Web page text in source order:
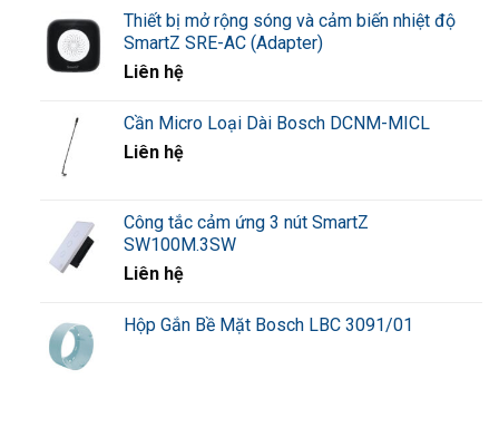
Thiết bị mở rộng sóng và cảm biến nhiệt độ
SmartZ SRE-AC (Adapter)
Liên hệ
Cần Micro Loại Dài Bosch DCNM-MICL
Liên hệ
Công tắc cảm ứng 3 nút SmartZ
SW100M.3SW
Liên hệ
Hộp Gắn Bề Mặt Bosch LBC 3091/01